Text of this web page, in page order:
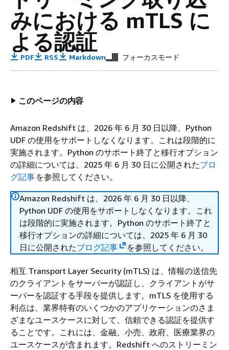
みにおける mTLS に
よる認証
PDF RSS Markdown フォーカスモード
このページの内容
Amazon Redshift は、2026 年 6 月 30 日以降、Python
UDF の使用をサポートしなくなります。これは段階的に
実施されます。Python のサポート終了と移行オプション
の詳細については、2025 年 6 月 30 日に公開されたブロ
グ記事 を参照してください。
Amazon Redshift は、2026 年 6 月 30 日以降、
Python UDF の使用をサポートしなくなります。これ
は段階的に実施されます。Python のサポート終了と
移行オプションの詳細については、2025 年 6 月 30
日に公開されたブログ記事 を参照してください。
相互 Transport Layer Security (mTLS) は、情報の送信先
のクライアントをサーバーが認証し、クライアントがサ
ーバーを認証する手段を提供します。mTLS を使用する
利点は、業界特有のいくつかのアプリケーションのさま
ざまなユースケースに対して、信頼できる認証を提供す
ることです。これには、金融、小売、政府、医療業界の
ユースケースが含まれます。Redshift へのストリーミン